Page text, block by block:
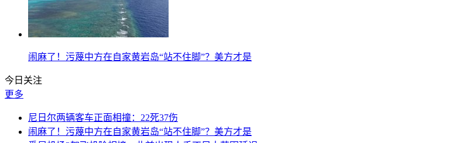
闹麻了！污蔑中方在自家黄岩岛“站不住脚”？美方才是
今日关注
更多
尼日尔两辆客车正面相撞：22死37伤
闹麻了！污蔑中方在自家黄岩岛“站不住脚”？美方才是